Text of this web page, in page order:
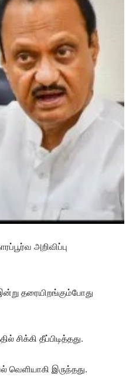
அறிவிப்பு
தரையிறங்கும்போது
சிக்கி தீப்பிடித்தது.
இருந்தது.